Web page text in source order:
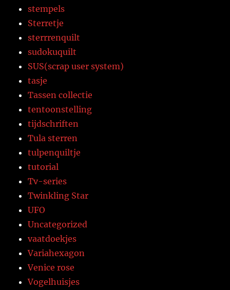
stempels
Sterretje
sterrrenquilt
sudokuquilt
SUS(scrap user system)
tasje
Tassen collectie
tentoonstelling
tijdschriften
Tula sterren
tulpenquiltje
tutorial
Tv-series
Twinkling Star
UFO
Uncategorized
vaatdoekjes
Variahexagon
Venice rose
Vogelhuisjes